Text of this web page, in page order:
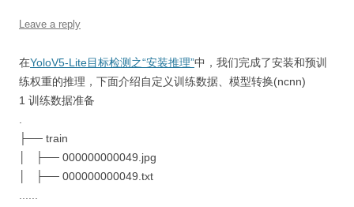
Leave a reply
在YoloV5-Lite目标检测之“安装推理”中，我们完成了安装和预训
练权重的推理，下面介绍自定义训练数据、模型转换(ncnn)
1 训练数据准备
├── train
│ ├── 000000000049.jpg
│ ├── 000000000049.txt